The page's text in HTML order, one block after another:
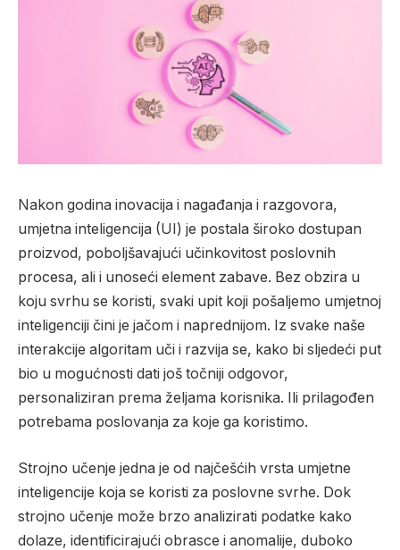
Nakon godina inovacija i nagađanja i razgovora,
umjetna inteligencija (UI) je postala široko dostupan
proizvod, poboljšavajući učinkovitost poslovnih
procesa, ali i unoseći element zabave. Bez obzira u
koju svrhu se koristi, svaki upit koji pošaljemo umjetnoj
inteligenciji čini je jačom i naprednijom. Iz svake naše
interakcije algoritam uči i razvija se, kako bi sljedeći put
bio u mogućnosti dati još točniji odgovor,
personaliziran prema željama korisnika. Ili prilagođen
potrebama poslovanja za koje ga koristimo.
Strojno učenje jedna je od najčešćih vrsta umjetne
inteligencije koja se koristi za poslovne svrhe. Dok
strojno učenje može brzo analizirati podatke kako
dolaze, identificirajući obrasce i anomalije, duboko